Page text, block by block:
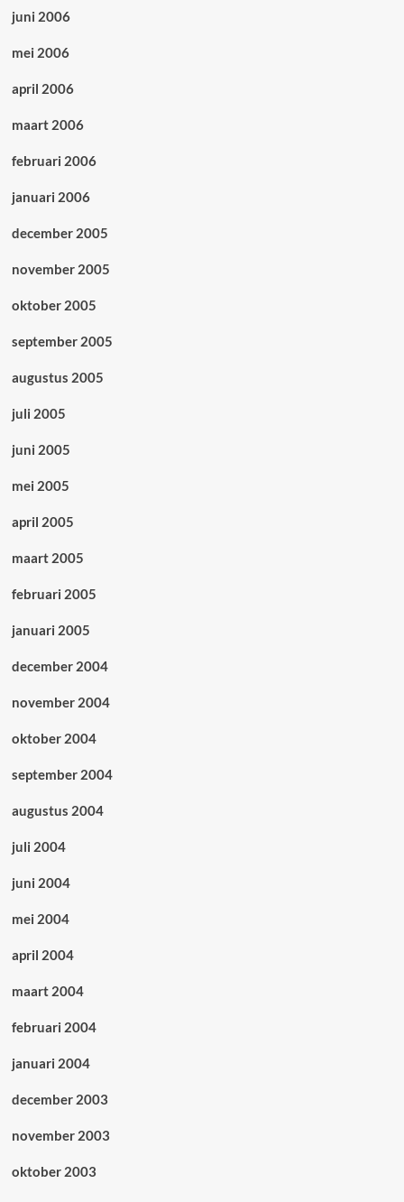
juni 2006
mei 2006
april 2006
maart 2006
februari 2006
januari 2006
december 2005
november 2005
oktober 2005
september 2005
augustus 2005
juli 2005
juni 2005
mei 2005
april 2005
maart 2005
februari 2005
januari 2005
december 2004
november 2004
oktober 2004
september 2004
augustus 2004
juli 2004
juni 2004
mei 2004
april 2004
maart 2004
februari 2004
januari 2004
december 2003
november 2003
oktober 2003